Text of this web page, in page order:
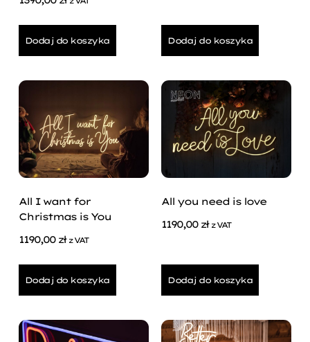
Dodaj do koszyka Dodaj do koszyka
All I want for
Christmas is You
1190,00 zł z VAT
Dodaj do koszyka
All you need is love
1190,00 zł z VAT
Dodaj do koszyka